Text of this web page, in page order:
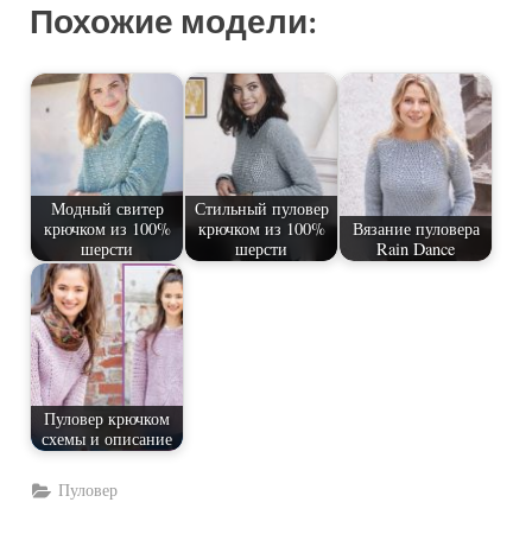
Похожие модели:
Модный свитер
крючком из 100%
шерсти
Стильный пуловер
крючком из 100%
шерсти
Вязание пуловера
Rain Dance
Пуловер крючком
схемы и описание
Пуловер